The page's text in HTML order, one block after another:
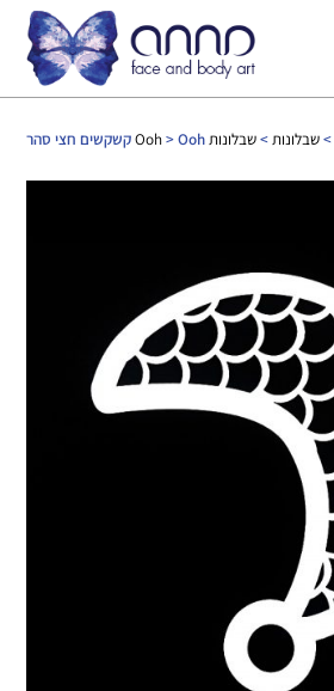
>שבלונות>שבלונות Ooh> Ooh קשקשים חצי סהר